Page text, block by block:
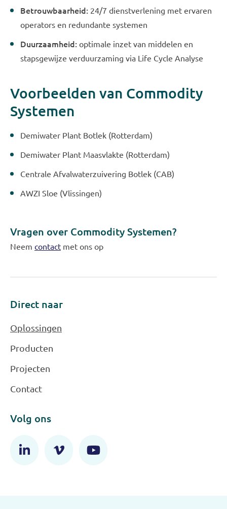
Betrouwbaarheid: 24/7 dienstverlening met ervaren
operators en redundante systemen
Duurzaamheid: optimale inzet van middelen en
stapsgewijze verduurzaming via Life Cycle Analyse
Voorbeelden van Commodity
Systemen
Demiwater Plant Botlek (Rotterdam)
Demiwater Plant Maasvlakte (Rotterdam)
Centrale Afvalwaterzuivering Botlek (CAB)
AWZI Sloe (Vlissingen)
Vragen over Commodity Systemen?
Neem contact met ons op
Direct naar
Oplossingen
Producten
Projecten
Contact
Volg ons